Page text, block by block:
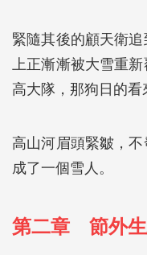
緊隨其後的顧天衛
上正漸漸被大雪重
高大隊，那狗日的
高山河眉頭緊皺，
成了一個雪人。
第二章 節外